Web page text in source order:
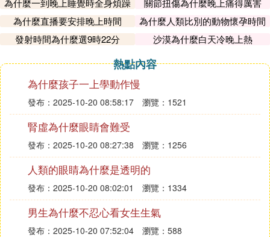
式感，我們可以好好安排自己的每一天。
3.早上的時間利用起來效率高，幸福感強
朋友圈經常看到有文章說那些堅持早起的人怎麼樣
了？綜合來看，其中無不表達了一種共同的觀點。那
就是嘗到了早起的甜頭，早起的時間帶來的效率高。
早上，我們可以把自己喜歡做的事情，例如寫晨間日
記，或者是做做運動。像上班族可以利用早起的時間
給自己做一個豐盛的早餐，想像一下，放著自己愛聽
的音樂，不疾不徐的開始做早餐，吃早餐。比起手忙
腳亂爬起來提起包就去上班的人來說，那些堅持早起
從容不迫的人就已經贏了。因為他們有了一個更好的
狀態，幸福感比那些拖延症患者強得多。相信對於工
作，他們也會有更清晰的頭腦可以更旺盛的精力。
為什麼一到晚上睡覺時全身煩躁
關節扭傷為什麼晚上痛得厲害
為什麼直播要安排晚上時間
為什麼人類比別的動物懷孕時間
長
發射時間為什麼選9時22分 沙漠為什麼白天冷晚上熱
熱點內容
為什麼孩子一上學動作慢
發布：2025-10-20 08:58:17 瀏覽：1521
腎虛為什麼眼睛會難受
發布：2025-10-20 08:27:38 瀏覽：1256
人類的眼睛為什麼是透明的
發布：2025-10-20 08:02:01 瀏覽：1334
男生為什麼不忍心看女生生氣
發布：2025-10-20 07:52:04 瀏覽：588